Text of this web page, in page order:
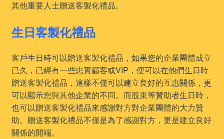
其他重要人士贈送客製化禮品。
生日客製化禮品
客戶生日時可以贈送客製化禮品，如果您的企業團體成立
已久，已經有一些忠實顧客或VIP，便可以在他們生日時
贈送客製化禮品，這樣不僅可以建立良好的互惠關係，更
可以顯示您與其他企業的不同。而股東等贊助者生日時，
也可以贈送客製化禮品來感謝對方對企業團體的大力贊
助。贈送客製化禮品不僅是為了感謝對方，更是建立良好
關係的開端。